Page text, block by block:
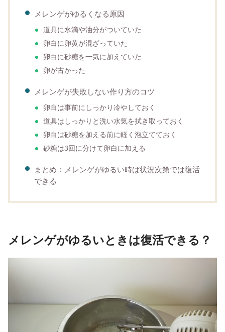
メレンゲがゆるくなる原因
道具に水滴や油分がついていた
卵白に卵黄が混ざっていた
卵白に砂糖を一気に加えていた
卵が古かった
メレンゲが失敗しない作り方のコツ
卵白は事前にしっかり冷やしておく
道具はしっかりと洗い水気を拭き取っておく
卵白は砂糖を加える前に軽く泡立てておく
砂糖は3回に分けて卵白に加える
まとめ：メレンゲがゆるい時は状況次第では復活
できる
メレンゲがゆるいときは復活できる？